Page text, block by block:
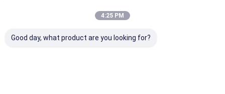
4:25 PM
Good day, what product are you looking for?